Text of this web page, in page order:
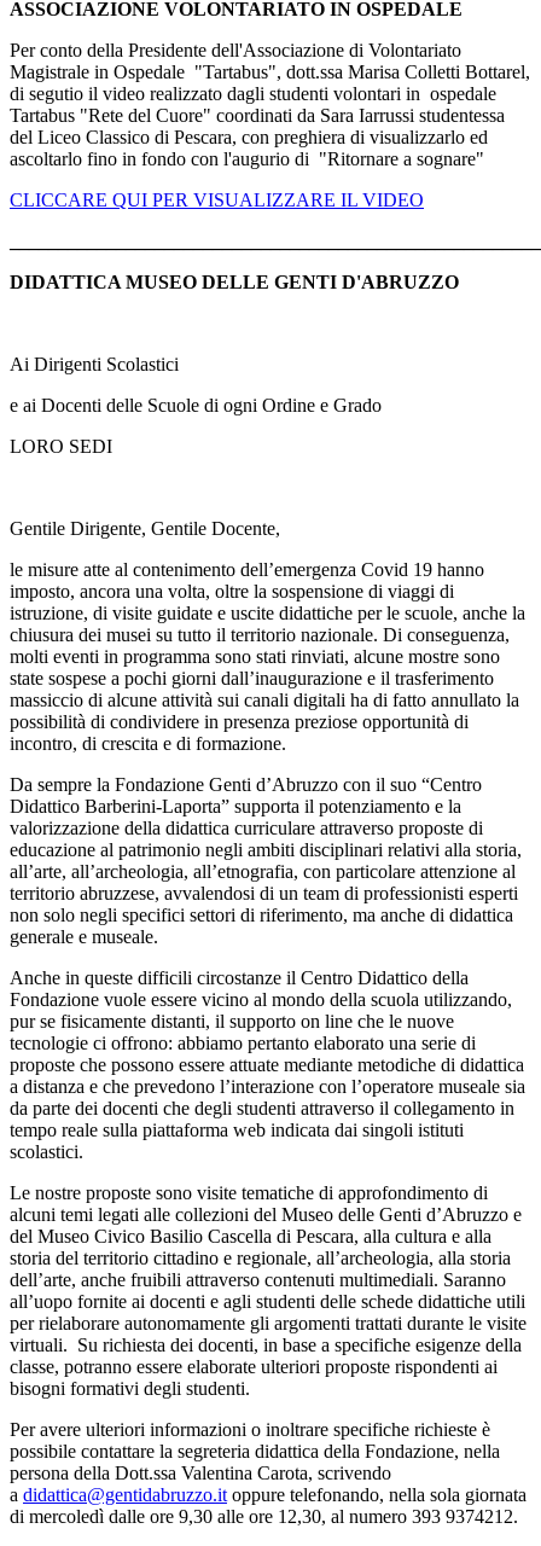
ASSOCIAZIONE VOLONTARIATO IN OSPEDALE
Per conto della Presidente dell'Associazione di Volontariato
Magistrale in Ospedale "Tartabus", dott.ssa Marisa Colletti Bottarel,
di segutio il video realizzato dagli studenti volontari in ospedale
Tartabus "Rete del Cuore" coordinati da Sara Iarrussi studentessa
del Liceo Classico di Pescara, con preghiera di visualizzarlo ed
ascoltarlo fino in fondo con l'augurio di "Ritornare a sognare"
CLICCARE QUI PER VISUALIZZARE IL VIDEO
DIDATTICA MUSEO DELLE GENTI D'ABRUZZO
Ai Dirigenti Scolastici
e ai Docenti delle Scuole di ogni Ordine e Grado
LORO SEDI
Gentile Dirigente, Gentile Docente,
le misure atte al contenimento dell’emergenza Covid 19 hanno
imposto, ancora una volta, oltre la sospensione di viaggi di
istruzione, di visite guidate e uscite didattiche per le scuole, anche la
chiusura dei musei su tutto il territorio nazionale. Di conseguenza,
molti eventi in programma sono stati rinviati, alcune mostre sono
state sospese a pochi giorni dall’inaugurazione e il trasferimento
massiccio di alcune attività sui canali digitali ha di fatto annullato la
possibilità di condividere in presenza preziose opportunità di
incontro, di crescita e di formazione.
Da sempre la Fondazione Genti d’Abruzzo con il suo “Centro
Didattico Barberini-Laporta” supporta il potenziamento e la
valorizzazione della didattica curriculare attraverso proposte di
educazione al patrimonio negli ambiti disciplinari relativi alla storia,
all’arte, all’archeologia, all’etnografia, con particolare attenzione al
territorio abruzzese, avvalendosi di un team di professionisti esperti
non solo negli specifici settori di riferimento, ma anche di didattica
generale e museale.
Anche in queste difficili circostanze il Centro Didattico della
Fondazione vuole essere vicino al mondo della scuola utilizzando,
pur se fisicamente distanti, il supporto on line che le nuove
tecnologie ci offrono: abbiamo pertanto elaborato una serie di
proposte che possono essere attuate mediante metodiche di didattica
a distanza e che prevedono l’interazione con l’operatore museale sia
da parte dei docenti che degli studenti attraverso il collegamento in
tempo reale sulla piattaforma web indicata dai singoli istituti
scolastici.
Le nostre proposte sono visite tematiche di approfondimento di
alcuni temi legati alle collezioni del Museo delle Genti d’Abruzzo e
del Museo Civico Basilio Cascella di Pescara, alla cultura e alla
storia del territorio cittadino e regionale, all’archeologia, alla storia
dell’arte, anche fruibili attraverso contenuti multimediali. Saranno
all’uopo fornite ai docenti e agli studenti delle schede didattiche utili
per rielaborare autonomamente gli argomenti trattati durante le visite
virtuali. Su richiesta dei docenti, in base a specifiche esigenze della
classe, potranno essere elaborate ulteriori proposte rispondenti ai
bisogni formativi degli studenti.
Per avere ulteriori informazioni o inoltrare specifiche richieste è
possibile contattare la segreteria didattica della Fondazione, nella
persona della Dott.ssa Valentina Carota, scrivendo
a didattica@gentidabruzzo.it oppure telefonando, nella sola giornata
di mercoledì dalle ore 9,30 alle ore 12,30, al numero 393 9374212.